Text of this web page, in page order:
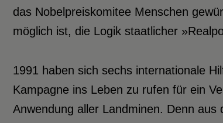
das Nobelpreiskomitee Menschen
möglich ist, die Logik staatlicher
1991 haben sich sechs internationale
Kampagne ins Leben zu rufen für ein
Anwendung aller Landminen. Denn